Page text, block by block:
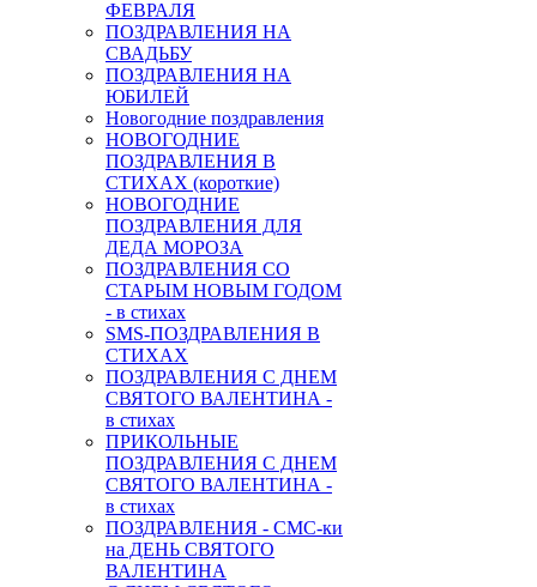
ФЕВРАЛЯ
ПОЗДРАВЛЕНИЯ НА
СВАДЬБУ
ПОЗДРАВЛЕНИЯ НА
ЮБИЛЕЙ
Новогодние поздравления
НОВОГОДНИЕ
ПОЗДРАВЛЕНИЯ В
СТИХАХ (короткие)
НОВОГОДНИЕ
ПОЗДРАВЛЕНИЯ ДЛЯ
ДЕДА МОРОЗА
ПОЗДРАВЛЕНИЯ СО
СТАРЫМ НОВЫМ ГОДОМ
- в стихах
SMS-ПОЗДРАВЛЕНИЯ В
СТИХАХ
ПОЗДРАВЛЕНИЯ С ДНЕМ
СВЯТОГО ВАЛЕНТИНА -
в стихах
ПРИКОЛЬНЫЕ
ПОЗДРАВЛЕНИЯ С ДНЕМ
СВЯТОГО ВАЛЕНТИНА -
в стихах
ПОЗДРАВЛЕНИЯ - СМС-ки
на ДЕНЬ СВЯТОГО
ВАЛЕНТИНА